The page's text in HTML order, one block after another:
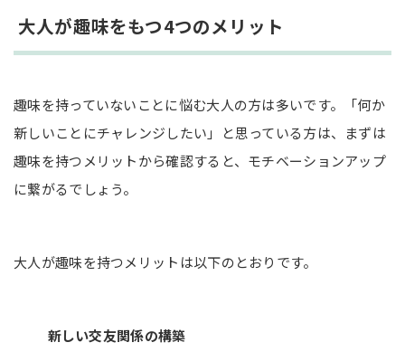
インターネットサーフィン
インドア派におすすめの大人の趣味6選
アウトドア派が楽しめる大人の趣味8選
釣り
大人が趣味をもつ4つのメリット
趣味を持っていないことに悩む大人の方は多いです。「何か
新しいことにチャレンジしたい」と思っている方は、まずは
趣味を持つメリットから確認すると、モチベーションアップ
に繋がるでしょう。
大人が趣味を持つメリットは以下のとおりです。
新しい交友関係の構築